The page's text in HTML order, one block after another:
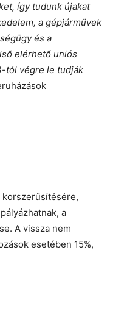
így tudunk újakat
a gépjárművek
és a
elérhető uniós
tól végre le tudják
a
A vissza nem
esetében 15%,